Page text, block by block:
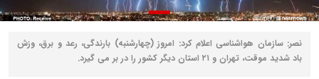
نصر: سازمان هواشناسی اعلام کرد: امروز (چهارشنبه) بارندگی، رعد و برق، وزش
باد شدید موقت، تهران و ۲۱ استان دیگر کشور را در بر می گیرد.